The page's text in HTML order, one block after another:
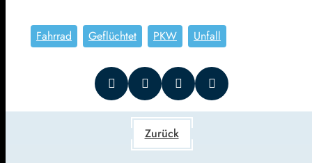
Fahrrad Geflüchtet PKW Unfall
Zurück